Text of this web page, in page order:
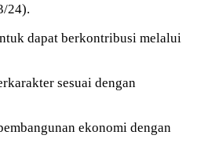
24).
dapat berkontribusi melalui
sesuai dengan
ekonomi dengan